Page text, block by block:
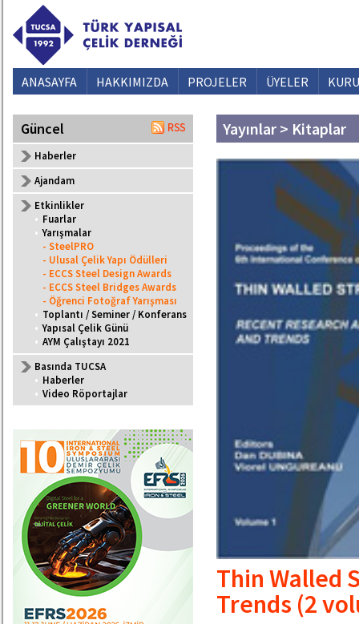
ANASAYFA HAKKIMIZDA PROJELER ÜYELER
Güncel
Haberler
Ajandam
Etkinlikler
• Fuarlar
• Yarışmalar
- SteelPRO
- Ulusal Çelik Yapı Ödülleri
- ECCS Steel Design Awards
- ECCS Steel Bridges Awards
- Öğrenci Fotoğraf Yarışması
• Toplantı / Seminer / Konferans
• Yapısal Çelik Günü
• AYM Çalıştayı 2021
Basında TUCSA
• Haberler
• Video Röportajlar
Yayınlar > Kitaplar
Thin Walled
Trends (2